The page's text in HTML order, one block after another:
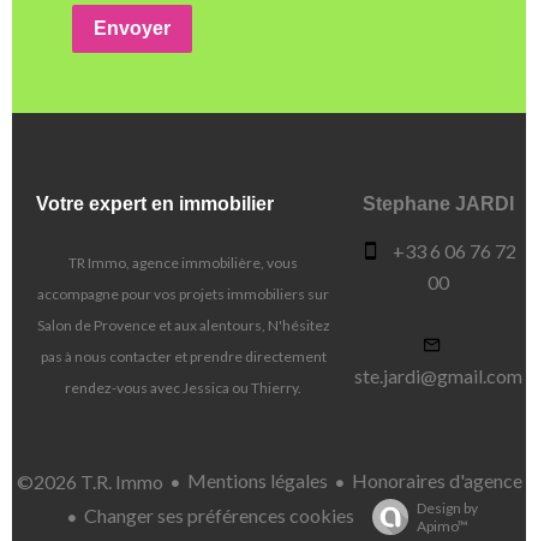
Envoyer
Votre expert en immobilier
TR Immo, agence immobilière, vous
accompagne pour vos projets immobiliers sur
Salon de Provence et aux alentours, N'hésitez
pas à nous contacter et prendre directement
rendez-vous avec Jessica ou Thierry.
Stephane JARDI
+33 6 06 76 72
00
ste.jardi@gmail.com
©2026 T.R. Immo Mentions légales
Honoraires d'agence
Changer ses préférences cookies
Design by
Apimo™